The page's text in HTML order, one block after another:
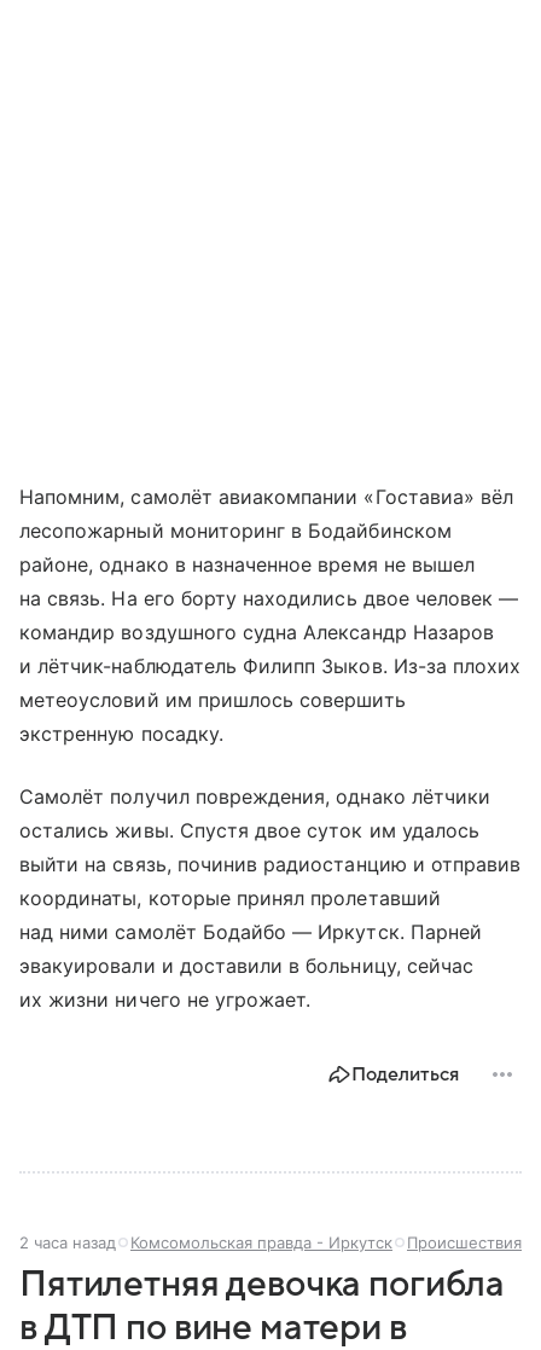
Напомним, самолёт авиакомпании «Гоставиа» вёл
лесопожарный мониторинг в Бодайбинском
районе, однако в назначенное время не вышел
на связь. На его борту находились двое человек —
командир воздушного судна Александр Назаров
и лётчик-наблюдатель Филипп Зыков. Из-за плохих
метеоусловий им пришлось совершить
экстренную посадку.
Самолёт получил повреждения, однако лётчики
остались живы. Спустя двое суток им удалось
выйти на связь, починив радиостанцию и отправив
координаты, которые принял пролетавший
над ними самолёт Бодайбо — Иркутск. Парней
эвакуировали и доставили в больницу, сейчас
их жизни ничего не угрожает.
Поделиться
2 часа назад Комсомольская правда - Иркутск Происшествия
Пятилетняя девочка погибла
в ДТП по вине матери в